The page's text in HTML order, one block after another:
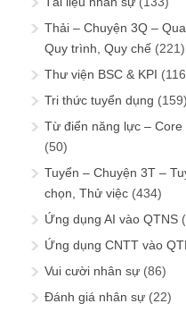
Thải – Chuyện 3Q –
Quy trình, Quy chế (221)
Thư viện BSC & KPI
Tri thức tuyển dụng (159)
Từ điển năng lực – Core
(50)
Tuyển – Chuyện 3T –
chọn, Thử việc (434)
Ứng dụng AI vào QTNS
Ứng dụng CNTT vào
Vui cười nhân sự (86)
Đánh giá nhân sự (22)